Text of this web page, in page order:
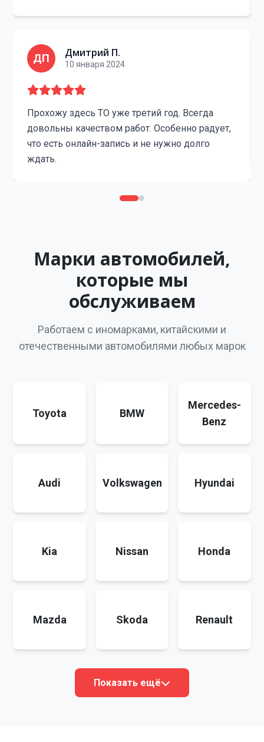
ДП Дмитрий П.
10 января 2024
Прохожу здесь ТО уже третий год. Всегда
довольны качеством работ. Особенно радует,
что есть онлайн-запись и не нужно долго
ждать.
Марки автомобилей,
которые мы
обслуживаем
Работаем с иномарками, китайскими и
отечественными автомобилями любых марок
Toyota BMW
Mercedes-
Benz
Audi Volkswagen Hyundai
Kia Nissan Honda
Mazda Skoda Renault
Показать ещё